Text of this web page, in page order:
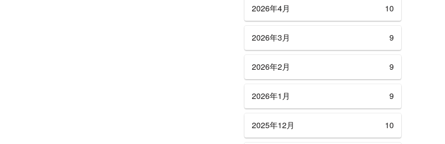
2026年4月 10
2026年3月 9
2026年2月 9
2026年1月 9
2025年12月 10